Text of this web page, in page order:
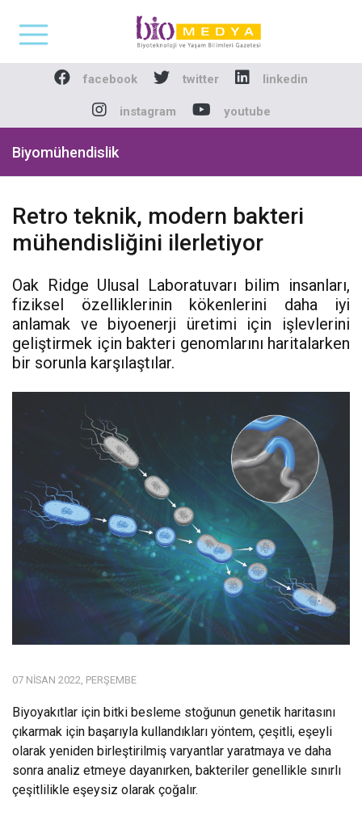
Biomedya -
facebook twitter linkedin
instagram youtube
Biyomühendislik
Retro teknik, modern bakteri
mühendisliğini ilerletiyor
Oak Ridge Ulusal Laboratuvarı bilim insanları,
fiziksel özelliklerinin kökenlerini daha iyi
anlamak ve biyoenerji üretimi için işlevlerini
geliştirmek için bakteri genomlarını haritalarken
bir sorunla karşılaştılar.
07 NISAN 2022, PERŞEMBE
Biyoyakıtlar için bitki besleme stoğunun genetik haritasını
çıkarmak için başarıyla kullandıkları yöntem, çeşitli, eşeyli
olarak yeniden birleştirilmiş varyantlar yaratmaya ve daha
sonra analiz etmeye dayanırken, bakteriler genellikle sınırlı
çeşitlilikle eşeysiz olarak çoğalır.